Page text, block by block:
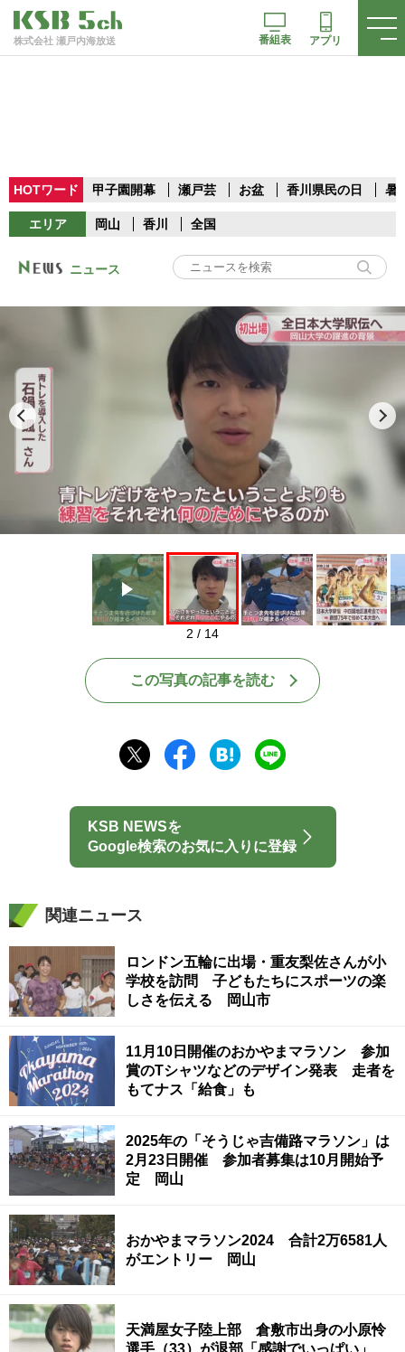
株式会社 瀬戸内海放送 番組表 アプリ
HOTワード 甲子園開幕 瀬戸芸 お盆 香川県民の日 暑
エリア 岡山 香川 全国
ニュース
Play
2 / 14
この写真の記事を読む
KSB NEWSを
Google検索のお気に入りに登録
関連ニュース
ロンドン五輪に出場・重友梨佐さんが小
学校を訪問 子どもたちにスポーツの楽
しさを伝える 岡山市
11月10日開催のおかやまマラソン 参加
賞のTシャツなどのデザイン発表 走者を
もてナス「給食」も
2025年の「そうじゃ吉備路マラソン」は
2月23日開催 参加者募集は10月開始予
定 岡山
おかやまマラソン2024 合計2万6581人
がエントリー 岡山
天満屋女子陸上部 倉敷市出身の小原怜
選手（33）が退部「感謝でいっぱい」